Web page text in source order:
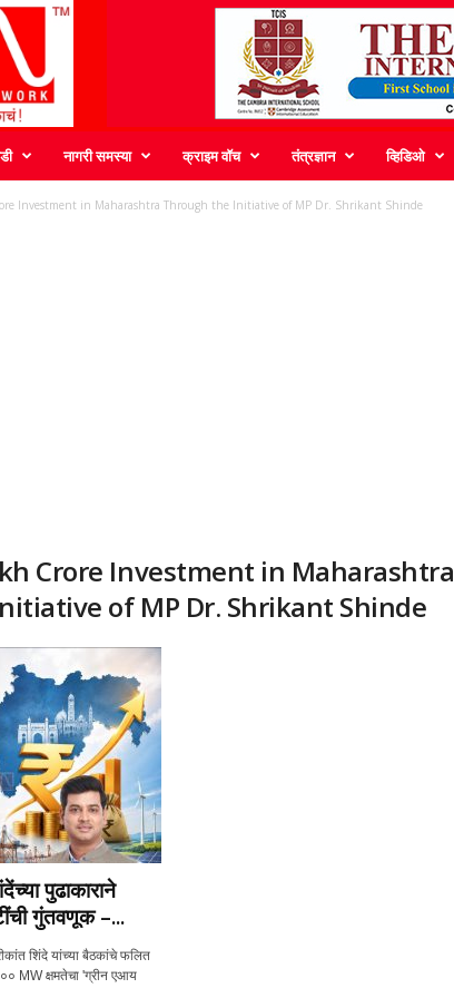
नागरी समस्या क्राइम वॉच तंत्रज्ञान व्हिडिओ
Investment in Maharashtra Through the Initiative of MP Dr. Shrikant Shinde
Crore Investment in Maharashtra
of MP Dr. Shrikant Shinde
पुढाकाराने
गुंतवणूक –...
शिंदे यांच्या बैठकांचे फलित
MW क्षमतेचा 'ग्रीन एआय